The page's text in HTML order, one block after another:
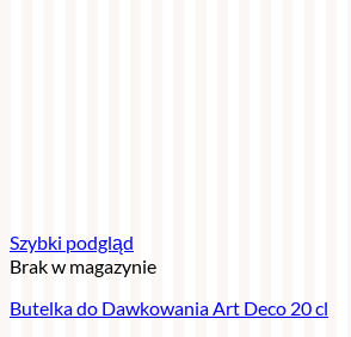
Szybki podgląd
Brak w magazynie
Butelka do Dawkowania Art Deco 20 cl